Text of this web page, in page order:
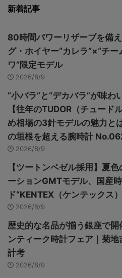
新着記事
80時間パワーリザーブを備
グ・ホイヤー“カレラ”×“チー
ワ”限定モデル
2026/8/9
“小バラ”と“デカバラ”が味わ
【往年のTUDOR（チュード
め相場の3針モデルの魅力と
の垣根を超える腕時計
2026/8/9
【ツートンベゼル採用】夏
ーションGMTモデル、国産
ド“KENTEX（ケンテックス
2026/8/9
歴史的な名品が揃う銀座で開
ンティーク時計フェア｜菊地
計考
2026/8/9